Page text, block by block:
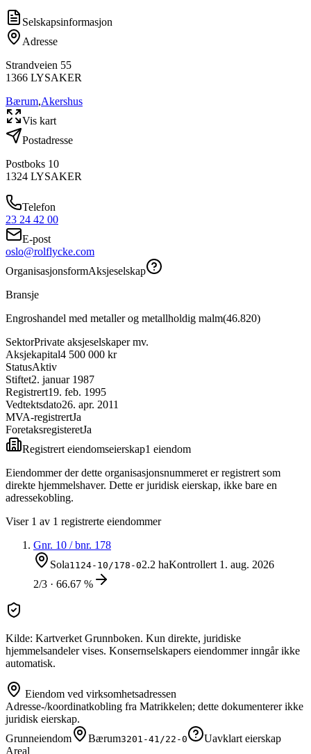
Selskapsinformasjon
Adresse
Strandveien 55
1366 LYSAKER
Bærum,Akershus
Vis kart
Postadresse
Postboks 10
1324 LYSAKER
Telefon
23 24 42 00
E-post
oslo@rolflycke.com
OrganisasjonsformAksjeselskap
Bransje
Engroshandel med metaller og metallholdig malm(46.820)
SektorPrivate aksjeselskaper mv.
Aksjekapital4 500 000 kr
StatusAktiv
Stiftet2. januar 1987
Registrert19. feb. 1995
Vedtektsdato26. apr. 2011
MVA-registrertJa
ForetaksregisteretJa
Registrert eiendomseierskap1 eiendom
Eiendommer der dette organisasjonsnummeret er registrert som
direkte hjemmelshaver. Dette er juridisk eierskap, ikke bare en
adressekobling.
Viser 1 av 1 registrerte eiendommer
Gnr. 10 / bnr. 178
Sola1124-10/178-02.2 haKontrollert 1. aug. 2026
2/3 · 66.67 %
Kilde: Kartverket Grunnboken. Kun direkte, juridiske
hjemmelsandeler vises. Konsernselskapers eiendommer inngår ikke
automatisk.
Eiendom ved virksomhetsadressen
Adresse-/koordinatkobling fra Matrikkelen; dette dokumenterer ikke
juridisk eierskap.
Grunneiendom
Bærum3201-41/22-0
Uavklart eierskap
Areal